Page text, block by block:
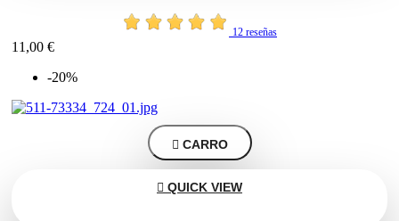
12 reseñas
11,00 €
-20%
 CARRO
 QUICK VIEW